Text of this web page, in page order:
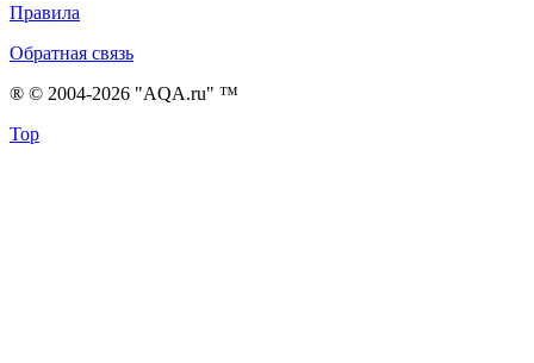
Правила
Обратная связь
® © 2004-2026 "AQA.ru" ™
Top